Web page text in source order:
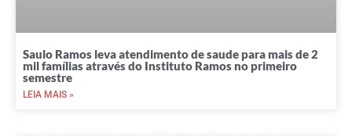
Saulo Ramos leva atendimento de saude para mais de 2
mil famílias através do Instituto Ramos no primeiro
semestre
LEIA MAIS »